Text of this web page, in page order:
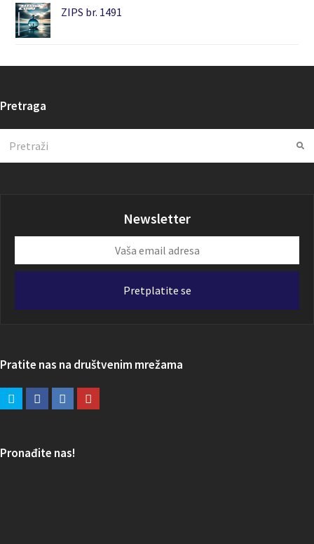
ZIPS br. 1491
Pretraga
Newsletter
email
Pretplatite se
Pratite nas na društvenim mrežama
Pronađite nas!